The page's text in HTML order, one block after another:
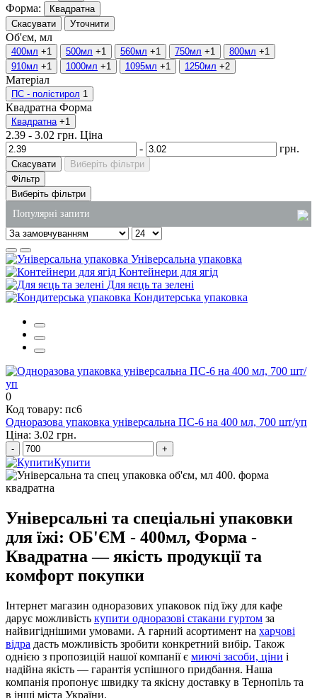
Форма:
Квадратна
Скасувати
Уточнити
Об'єм, мл
400мл +1 500мл +1 560мл +1 750мл +1 800мл +1
910мл +1 1000мл +1 1095мл +1 1250мл +2
Матеріал
ПС - полістирол 1
Квадратна Форма
Квадратна +1
2.39 - 3.02 грн. Ціна
-
грн.
Скасувати
Виберіть фільтри
Фільтр
Виберіть фільтри
Популярні запити
купити супниці одноразові
купити пакети для сміття
бокси для ролів
туалетний папір купити в україні
пластикові відра для продуктів
Універсальна упаковка
Контейнери для ягід
Для яєць та зелені
Кондитерська упаковка
0
Код товару: пс6
Одноразова упаковка універсальна ПС-6 на 400 мл, 700 шт/уп
Ціна: 3.02 грн.
- +
Купити
Універсальні та спеціальні упаковки
для їжі: ОБ'ЄМ - 400мл, Форма -
Квадратна — якість продукції та
комфорт покупки
Інтернет магазин одноразових упаковок під їжу для кафе
дарує можливість купити одноразові стакани гуртом за
найвигіднішими умовами. А гарний асортимент на харчові
відра дасть можливість зробити конкретний вибір. Також
однією з пропозицій нашої компанії є миючі засоби, ціни і
надійна якість — гарантія успішного придбання. Наша
компанія пропонує швидку та якісну доставку в Тернопіль та
в інші міста України.